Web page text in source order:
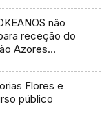
não
receção do
Azores
Flores e
público